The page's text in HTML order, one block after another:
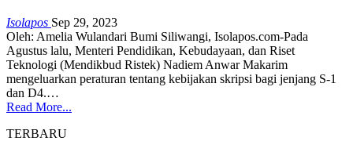
Isolapos Sep 29, 2023
Oleh: Amelia Wulandari Bumi Siliwangi, Isolapos.com-Pada
Agustus lalu, Menteri Pendidikan, Kebudayaan, dan Riset
Teknologi (Mendikbud Ristek) Nadiem Anwar Makarim
mengeluarkan peraturan tentang kebijakan skripsi bagi jenjang S-1
dan D4.…
Read More...
TERBARU